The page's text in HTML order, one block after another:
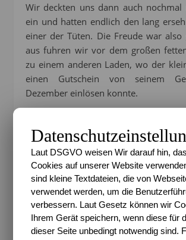
Wir deckten uns dann auch
ein und hatten endlich den lang
einer der Tüten. Die Freude war also
aus fuhren wir vor dem großen
zu einem anderen Laden, wo der
einen Gutschein von seinem
Dezember einlösen konnte.
Laut DSGVO weisen Wir darauf hin,
Cookies auf unserer Website
sind kleine Textdateien, die von
verwendet werden, um die
verbessern. Laut Gesetz können wir
Ihrem Gerät speichern, wenn diese für
dieser Seite unbedingt notwendig sind.